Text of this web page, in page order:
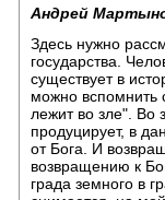
Андрей
Здесь нужно
государства.
существует в
можно вспомнить
лежит во зле". Во
продуцирует, в
от Бога. И
возвращению к
града земного в